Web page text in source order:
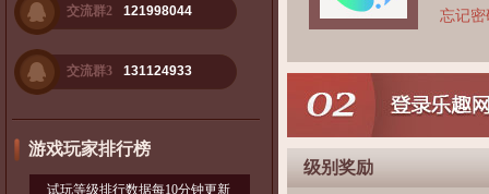
交流群2 121998044
交流群3 131124933
游戏玩家排行榜
试玩等级排行数据每10分钟更新
忘记密
级别奖励